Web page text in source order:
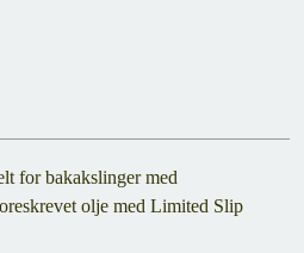
for bakakslinger med
olje med Limited Slip